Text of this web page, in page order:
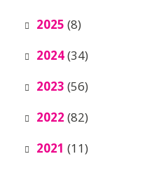
2025 (8)
2024(34)
2023 (56)
2022 (82)
2021 (11)